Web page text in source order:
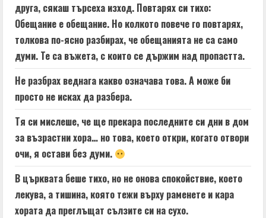
друга, сякаш търсеха изход. Повтарях си тихо:
Обещание е обещание. Но колкото повече го повтарях,
толкова по-ясно разбирах, че обещанията не са само
думи. Те са въжета, с които се държим над пропастта.
Не разбрах веднага какво означава това. А може би
просто не исках да разбера.
Тя си мислеше, че ще прекара последните си дни в дом
за възрастни хора… но това, което откри, когато отвори
очи, я остави без думи.
В църквата беше тихо, но не онова спокойствие, което
лекува, а тишина, която тежи върху раменете и кара
хората да преглъщат сълзите си на сухо.